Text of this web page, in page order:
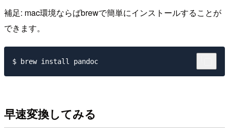
補足: mac環境ならばbrewで簡単にインストールすることが
できます。
早速変換してみる